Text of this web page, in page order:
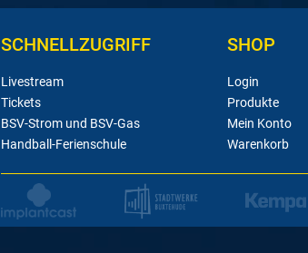
SCHNELLZUGRIFF
Livestream
Tickets
BSV-Strom und BSV-Gas
Handball-Ferienschule
SHOP
Login
Produkte
Mein Konto
Warenkorb